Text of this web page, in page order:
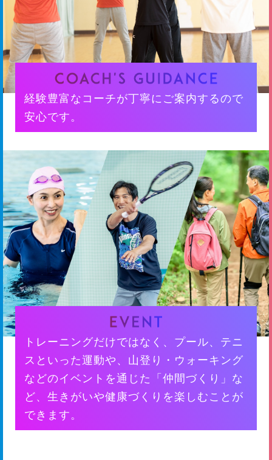
経験豊富なコーチが丁寧にご案内するので
安心です。
トレーニングだけではなく、プール、テニ
スといった運動や、山登り・ウォーキング
などのイベントを通じた「仲間づくり」な
ど、生きがいや健康づくりを楽しむことが
できます。